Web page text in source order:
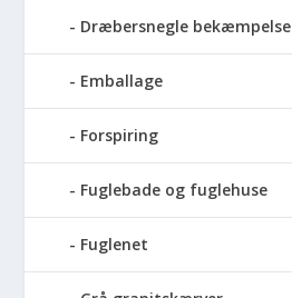
Dræbersnegle bekæmpelse
Emballage
Forspiring
Fuglebade og fuglehuse
Fuglenet